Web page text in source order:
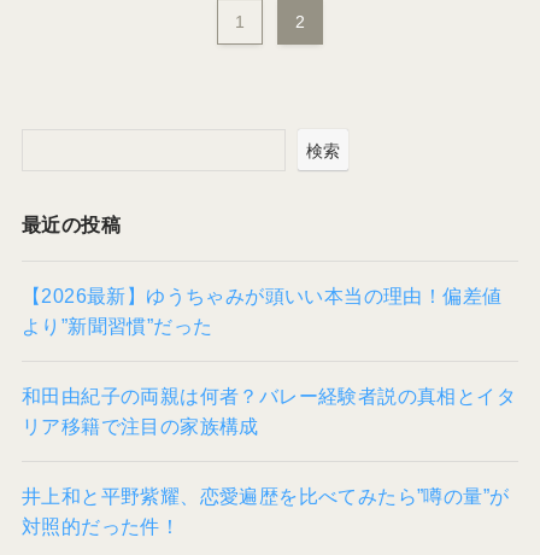
1 2
検索
最近の投稿
【2026最新】ゆうちゃみが頭いい本当の理由！偏差値
より”新聞習慣”だった
和田由紀子の両親は何者？バレー経験者説の真相とイタ
リア移籍で注目の家族構成
井上和と平野紫耀、恋愛遍歴を比べてみたら”噂の量”が
対照的だった件！